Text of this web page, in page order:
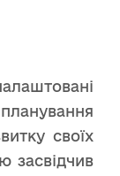
своїх
засвідчив